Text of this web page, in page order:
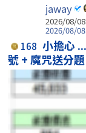
jaway
2026/08/
2026/08/
168 小擔心
號 + 魔咒送分